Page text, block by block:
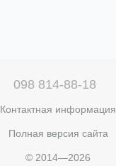
098 814-88-18
Контактная информация
Полная версия сайта
© 2014—2026